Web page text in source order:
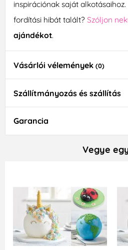
inspirációnak saját
fordítási hibát talált? Szóljon
ajándékot.
Vásárlói vélemények (0)
Szállítmányozás és szállítás
Garancia
Vegye